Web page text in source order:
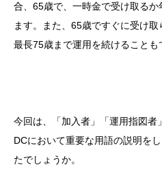
合、65歳で、一時金で受け取る
ます。また、65歳ですぐに受け
最長75歳まで運用を続けることも
今回は、「加入者」「運用指図者
DCにおいて重要な用語の説明を
たでしょうか。